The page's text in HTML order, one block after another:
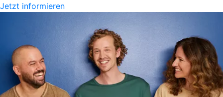
Jetzt informieren